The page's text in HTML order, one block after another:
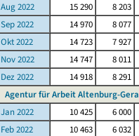
Aug 2022
15 290 8 203
Sep 2022
14 970 8 077
Okt 2022
14 723 7 927
Nov 2022
14 747 8 011
Dez 2022
14 918 8 291
Agentur für Arbeit Altenburg-Gera
Jan 2022
10 425 6 000
Feb 2022
10 463 6 032